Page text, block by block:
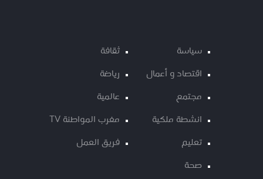
سياسة
اقتصاد و أعمال
مجتمع
انشطة ملكية
تعليم
صحة
ثقافة
رياضة
عالمية
مغرب المواطنة TV
فريق العمل